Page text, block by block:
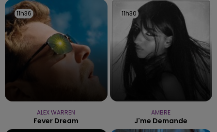
11h36
11h36
ALEX WARREN
Fever Dream
11h30
11h30
AMBRE
J'me Demande